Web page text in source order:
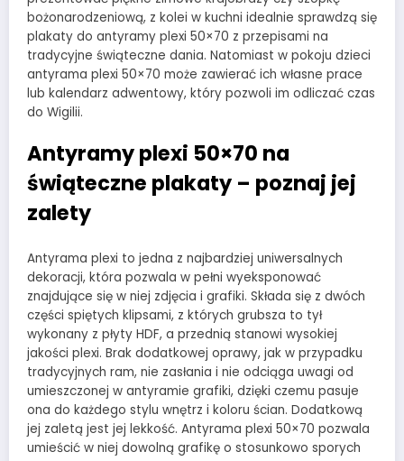
bożonarodzeniową, z kolei w kuchni idealnie sprawdzą się
plakaty do antyramy plexi 50×70 z przepisami na
tradycyjne świąteczne dania. Natomiast w pokoju dzieci
antyrama plexi 50×70 może zawierać ich własne prace
lub kalendarz adwentowy, który pozwoli im odliczać czas
do Wigilii.
Antyramy plexi 50×70 na
świąteczne plakaty – poznaj jej
zalety
Antyrama plexi to jedna z najbardziej uniwersalnych
dekoracji, która pozwala w pełni wyeksponować
znajdujące się w niej zdjęcia i grafiki. Składa się z dwóch
części spiętych klipsami, z których grubsza to tył
wykonany z płyty HDF, a przednią stanowi wysokiej
jakości plexi. Brak dodatkowej oprawy, jak w przypadku
tradycyjnych ram, nie zasłania i nie odciąga uwagi od
umieszczonej w antyramie grafiki, dzięki czemu pasuje
ona do każdego stylu wnętrz i koloru ścian. Dodatkową
jej zaletą jest jej lekkość. Antyrama plexi 50×70 pozwala
umieścić w niej dowolną grafikę o stosunkowo sporych